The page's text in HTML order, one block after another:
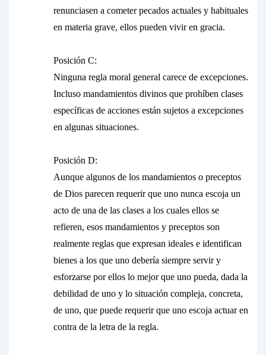
renunciasen a cometer pecados actuales y habituales
en materia grave, ellos pueden vivir en gracia.
Posición C:
Ninguna regla moral general carece de excepciones.
Incluso mandamientos divinos que prohíben clases
específicas de acciones están sujetos a excepciones
en algunas situaciones.
Posición D:
Aunque algunos de los mandamientos o preceptos
de Dios parecen requerir que uno nunca escoja un
acto de una de las clases a los cuales ellos se
refieren, esos mandamientos y preceptos son
realmente reglas que expresan ideales e identifican
bienes a los que uno debería siempre servir y
esforzarse por ellos lo mejor que uno pueda, dada la
debilidad de uno y lo situación compleja, concreta,
de uno, que puede requerir que uno escoja actuar en
contra de la letra de la regla.